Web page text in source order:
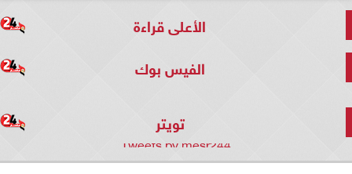
الأعلى قراءة
الفيس بوك
تويتر
Tweets by mesr244